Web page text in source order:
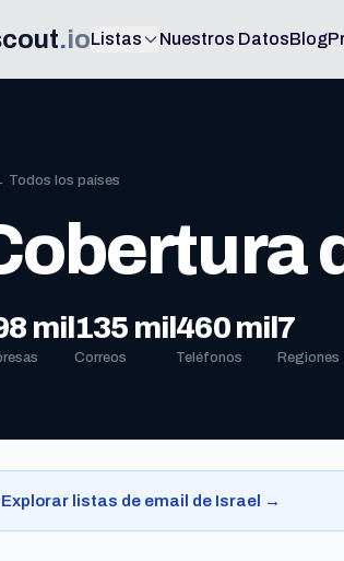
.ioListas Nuestros DatosBlog
los países
mil135 mil
Correos
460 mil
Teléfonos
7
Regiones
Explorar listas de email de Israel →